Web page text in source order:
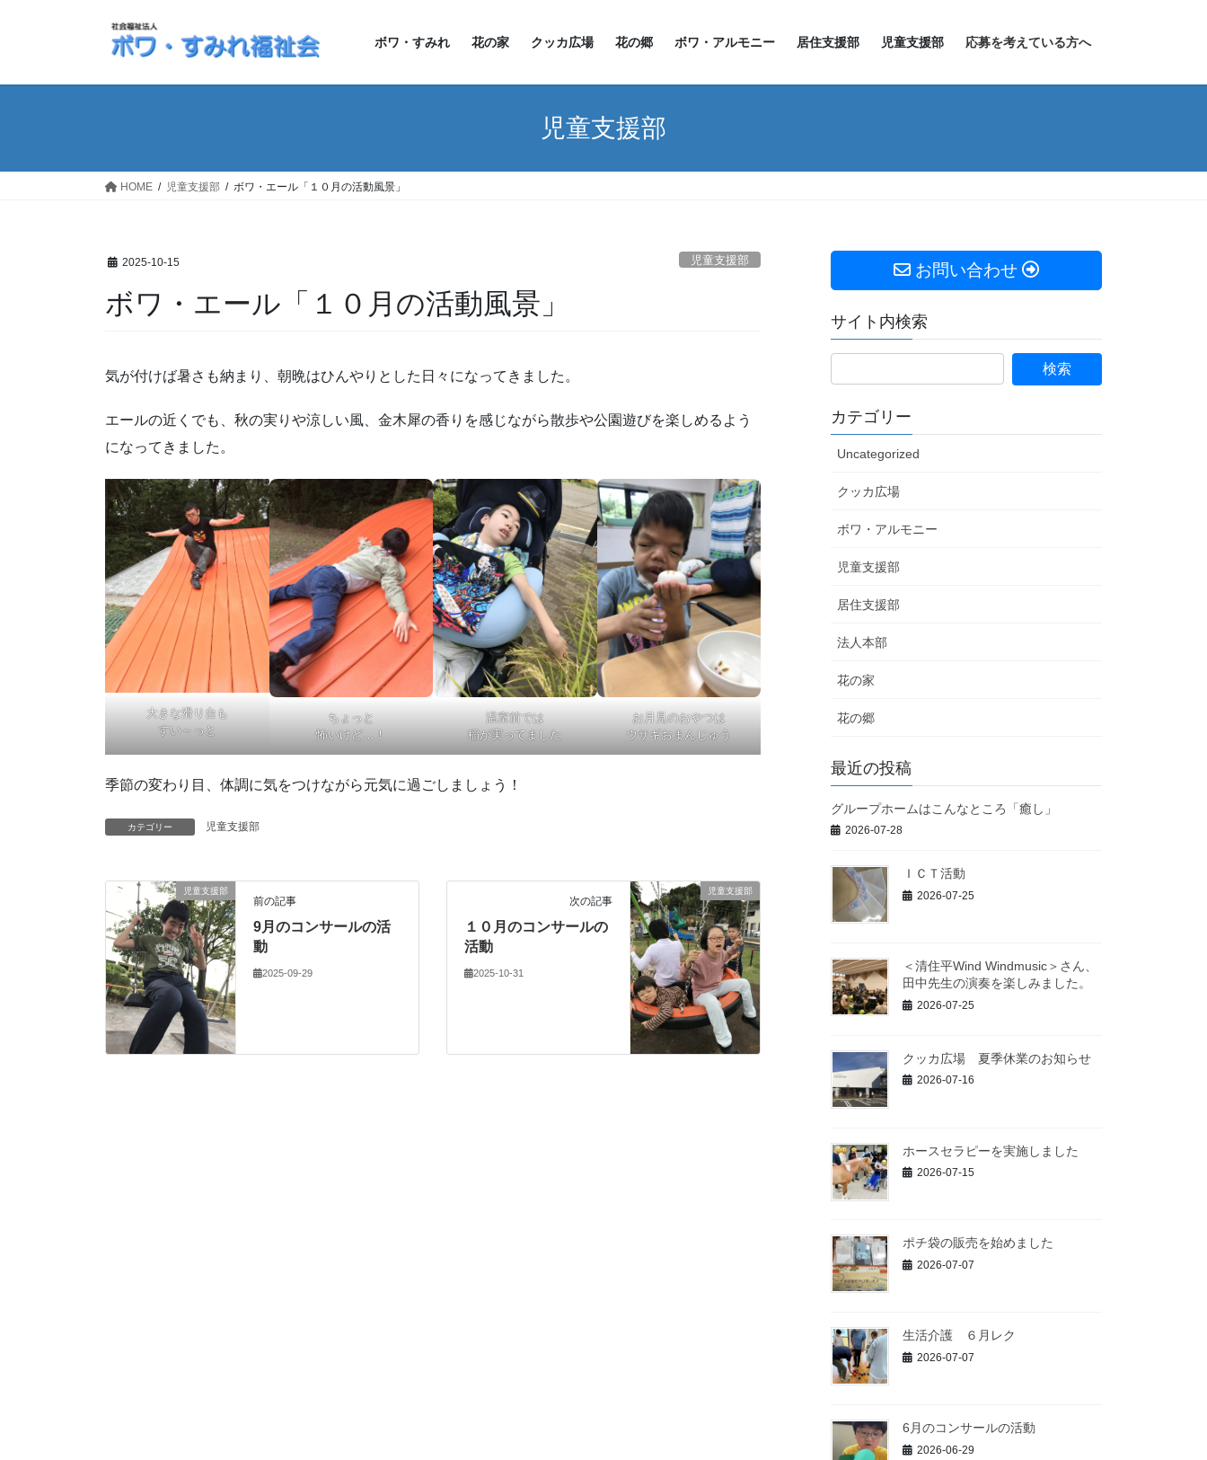
ボワ・すみれ 花の家 クッカ広場 花の郷 ボワ・アルモニー 居住支援部 児童支援部 応募を考えている方へ
児童支援部
HOME 児童支援部 ボワ・エール「１０月の活動風景」
2025-10-15 児童支援部
ボワ・エール「１０月の活動風景」
気が付けば暑さも納まり、朝晩はひんやりとした日々になってきました。
エールの近くでも、秋の実りや涼しい風、金木犀の香りを感じながら散歩や公園遊びを楽しめるよう
になってきました。
大きな滑り台も
すい～っと
ちょっと
怖いけど…！
温室前では
稲が実ってました
お月見のおやつは
ウサギおまんじゅう
季節の変わり目、体調に気をつけながら元気に過ごしましょう！
カテゴリー 児童支援部
児童支援部
前の記事
9月のコンサールの活
動
2025-09-29
児童支援部
次の記事
１０月のコンサールの
活動
2025-10-31
お問い合わせ
サイト内検索
カテゴリー
Uncategorized
クッカ広場
ボワ・アルモニー
児童支援部
居住支援部
法人本部
花の家
花の郷
最近の投稿
グループホームはこんなところ「癒し」
2026-07-28
ＩＣＴ活動
2026-07-25
＜清住平Wind Windmusic＞さん、
田中先生の演奏を楽しみました。
2026-07-25
クッカ広場 夏季休業のお知らせ
2026-07-16
ホースセラピーを実施しました
2026-07-15
ポチ袋の販売を始めました
2026-07-07
生活介護 ６月レク
2026-07-07
6月のコンサールの活動
2026-06-29